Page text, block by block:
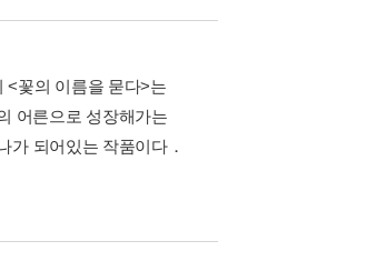
<꽃의 이름을 묻다>는
어른으로 성장해가는
가 되어있는 작품이다．